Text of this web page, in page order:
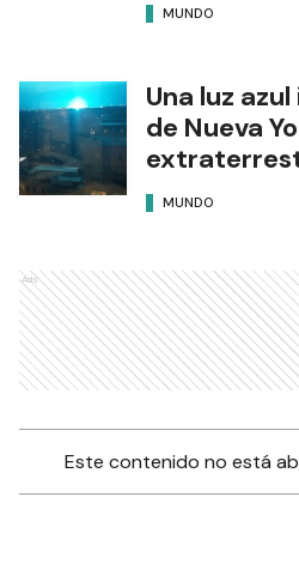
MUNDO
Una luz
de Nueva
MUNDO
Ads
Este contenido no está